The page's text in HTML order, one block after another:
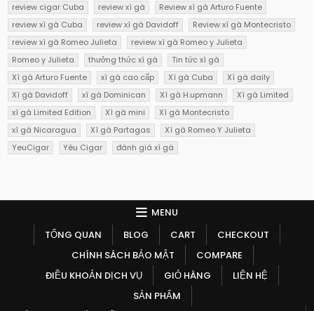
review cigar Cuba
review xì gà
Review xì gà Arturo Fuente
review xì gà Cuba
review xì gà Davidoff
Review xì gà Montecristo
review xì gà Romeo Julieta
review xì gà Romeo y Julieta
Romeo y Julieta
thưởng thức xì gà
Tin tức xì gà
Xì gà Arturo Fuente
xì gà cao cấp Xì gà Cuba
Xì gà daily
Xì gà Davidoff
xì gà Dominican Xì gà H.upmann
Xì gà Limited
xì gà Limited Edition
Xì gà mini
Xì gà Montecristo
xì gà Nicaragua
Xì gà Partagas
Xì gà Romeo Y Julieta
YeuCigar
Yêu Cigar đánh giá xì gà
MENU
TỔNG QUAN
BLOG CART
CHECKOUT
CHÍNH SÁCH BẢO MẬT
COMPARE
ĐIỀU KHOẢN DỊCH VỤ
GIỎ HÀNG
LIỆN HỆ
SẢN PHẨM